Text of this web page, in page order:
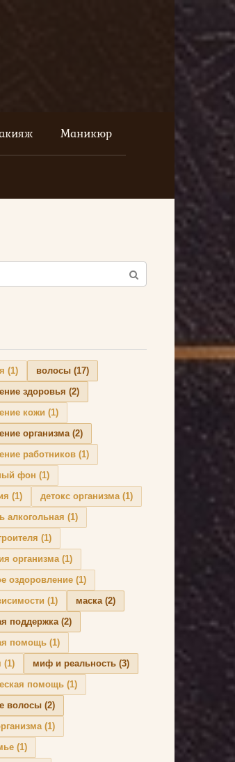
Маникюр
(1) волосы (17)
здоровья (2)
кожи (1)
организма(2)
работников (1)
фон (1)
(1) детокс организма(1)
алкогольная (1)
(1)
организма(1)
оздоровление (1)
(1) маска(2)
поддержка(2)
помощь (1)
(1) миф и реальность (3)
помощь (1)
волосы (2)
(1)
(1)